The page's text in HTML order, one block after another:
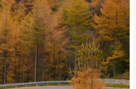
这里无需门票